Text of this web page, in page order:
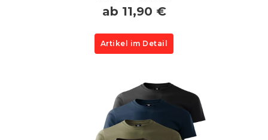
ab 11,90 €
Artikel im Detail